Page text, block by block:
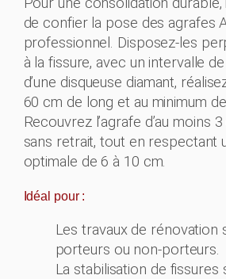
de confier la pose des agrafes
professionnel. Disposez-les
à la fissure, avec un intervalle
d’une disqueuse diamant,
60 cm de long et au minimum
Recouvrez l’agrafe d’au moins
sans retrait, tout en respectant
optimale de 6 à 10 cm.
Idéal pour :
Les travaux de rénovation
porteurs ou non-porteurs.
La stabilisation de fissures